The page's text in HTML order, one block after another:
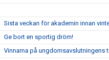
Sista veckan för akademin innan
Ge bort en sportig dröm!
Vinnarna på ungdomsavslutningens